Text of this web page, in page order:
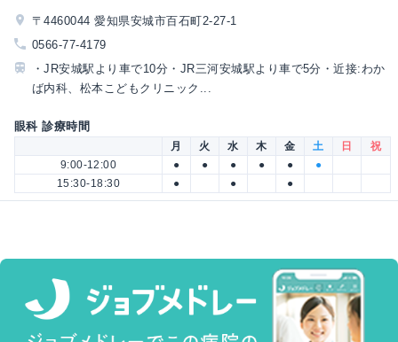
〒4460044 愛知県安城市百石町2-27-1
0566-77-4179
・JR安城駅より車で10分・JR三河安城駅より車で5分・近接:わか
ば内科、松本こどもクリニック...
眼科 診療時間
月 火 水 木 金 土 日
祝
9:00-12:00
● ● ● ● ●
●
15:30-18:30
● ● ●